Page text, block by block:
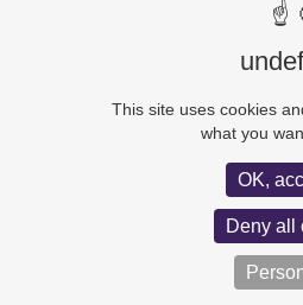
☝
This site uses cookies
what you
OK,
Deny all